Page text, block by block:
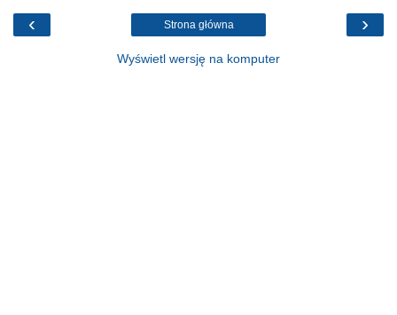
‹ ›
Strona główna
Wyświetl wersję na komputer